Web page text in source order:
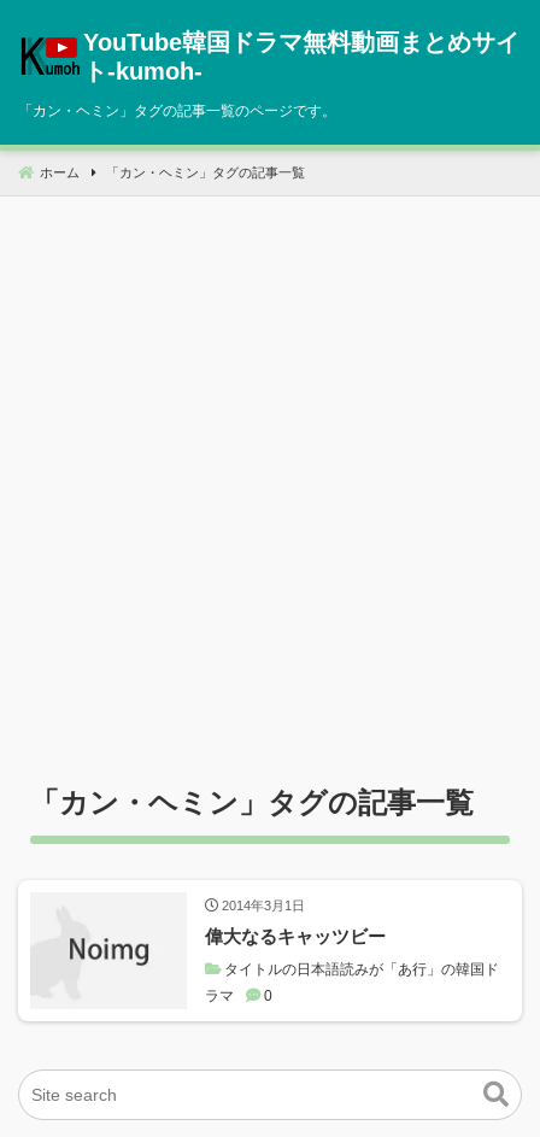
へ
動
YouTube韓国ドラマ無料動画まとめサイ
ト‐kumoh‐
「カン・ヘミン 」タグの記事一覧のページです。
ホーム 「 カン・ヘミン 」タグの記事一覧
「カン・ヘミン 」タグの記事一覧
2014年3月1日
偉大なるキャッツビー
タイトルの日本語読みが「あ行」の韓国ド
ラマ
0